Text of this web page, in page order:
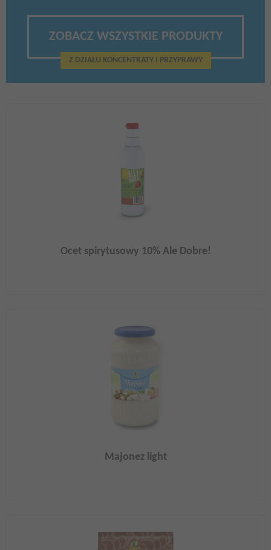
ZOBACZ WSZYSTKIE PRODUKTY
Z DZIAŁU KONCENTRATY I PRZYPRAWY
Ocet spirytusowy 10% Ale Dobre!
Majonez light